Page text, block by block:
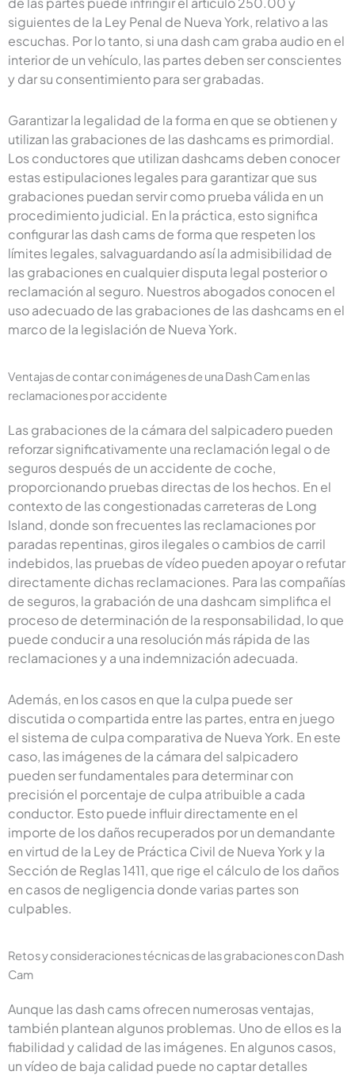
siguientes de la Ley Penal de Nueva York, relativo a las
escuchas. Por lo tanto, si una dash cam graba audio en el
interior de un vehículo, las partes deben ser conscientes
y dar su consentimiento para ser grabadas.
Garantizar la legalidad de la forma en que se obtienen y
utilizan las grabaciones de las dashcams es primordial.
Los conductores que utilizan dashcams deben conocer
estas estipulaciones legales para garantizar que sus
grabaciones puedan servir como prueba válida en un
procedimiento judicial. En la práctica, esto significa
configurar las dash cams de forma que respeten los
límites legales, salvaguardando así la admisibilidad de
las grabaciones en cualquier disputa legal posterior o
reclamación al seguro. Nuestros abogados conocen el
uso adecuado de las grabaciones de las dashcams en el
marco de la legislación de Nueva York.
Ventajas de contar con imágenes de una Dash Cam en las
reclamaciones por accidente
Las grabaciones de la cámara del salpicadero pueden
reforzar significativamente una reclamación legal o de
seguros después de un accidente de coche,
proporcionando pruebas directas de los hechos. En el
contexto de las congestionadas carreteras de Long
Island, donde son frecuentes las reclamaciones por
paradas repentinas, giros ilegales o cambios de carril
indebidos, las pruebas de vídeo pueden apoyar o refutar
directamente dichas reclamaciones. Para las compañías
de seguros, la grabación de una dashcam simplifica el
proceso de determinación de la responsabilidad, lo que
puede conducir a una resolución más rápida de las
reclamaciones y a una indemnización adecuada.
Además, en los casos en que la culpa puede ser
discutida o compartida entre las partes, entra en juego
el sistema de culpa comparativa de Nueva York. En este
caso, las imágenes de la cámara del salpicadero
pueden ser fundamentales para determinar con
precisión el porcentaje de culpa atribuible a cada
conductor. Esto puede influir directamente en el
importe de los daños recuperados por un demandante
en virtud de la Ley de Práctica Civil de Nueva York y la
Sección de Reglas 1411, que rige el cálculo de los daños
en casos de negligencia donde varias partes son
culpables.
Retos y consideraciones técnicas de las grabaciones con Dash
Cam
Aunque las dash cams ofrecen numerosas ventajas,
también plantean algunos problemas. Uno de ellos es la
fiabilidad y calidad de las imágenes. En algunos casos,
un vídeo de baja calidad puede no captar detalles